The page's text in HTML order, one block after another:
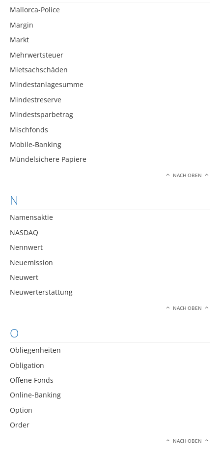
Mallorca-Police
Margin
Markt
Mehrwertsteuer
Mietsachschäden
Mindestanlagesumme
Mindestreserve
Mindestsparbetrag
Mischfonds
Mobile-Banking
Mündelsichere Papiere
NACH OBEN
N
Namensaktie
NASDAQ
Nennwert
Neuemission
Neuwert
Neuwerterstattung
NACH OBEN
O
Obliegenheiten
Obligation
Offene Fonds
Online-Banking
Option
Order
NACH OBEN